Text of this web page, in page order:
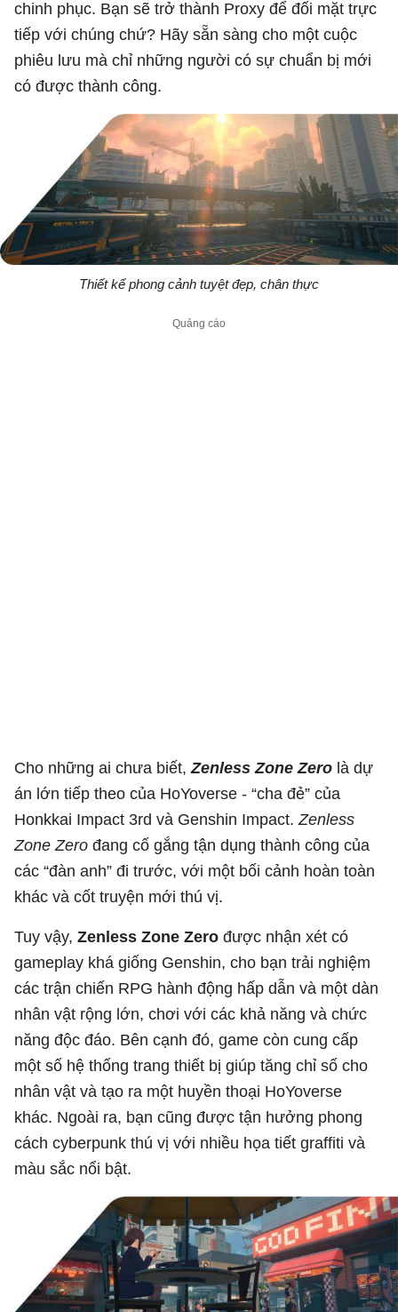
chinh phục. Bạn sẽ trở thành Proxy để đối mặt trực
tiếp với chúng chứ? Hãy sẵn sàng cho một cuộc
phiêu lưu mà chỉ những người có sự chuẩn bị mới
có được thành công.
Thiết kế phong cảnh tuyệt đẹp, chân thực
Cho những ai chưa biết,Zenless Zone Zero là dự
án lớn tiếp theo của HoYoverse - “cha đẻ” của
Honkkai Impact 3rd và Genshin Impact. Zenless
Zone Zero đang cố gắng tận dụng thành công của
các “đàn anh” đi trước, với một bối cảnh hoàn toàn
khác và cốt truyện mới thú vị.
Tuy vậy, Zenless Zone Zero được nhận xét có
gameplay khá giống Genshin, cho bạn trải nghiệm
các trận chiến RPG hành động hấp dẫn và một dàn
nhân vật rộng lớn, chơi với các khả năng và chức
năng độc đáo. Bên cạnh đó, game còn cung cấp
một số hệ thống trang thiết bị giúp tăng chỉ số cho
nhân vật và tạo ra một huyền thoại HoYoverse
khác. Ngoài ra, bạn cũng được tận hưởng phong
cách cyberpunk thú vị với nhiều họa tiết graffiti và
màu sắc nổi bật.